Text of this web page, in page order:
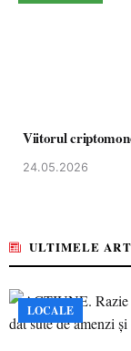
Viitorul
24.05.2026
ULTIMELE
LOCALE